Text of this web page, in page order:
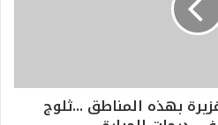
بهذه المناطق ...ثلوج